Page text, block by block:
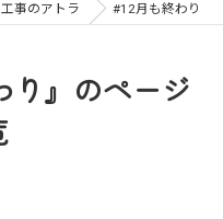
事のアトラ #12月も終わり
り』のページ